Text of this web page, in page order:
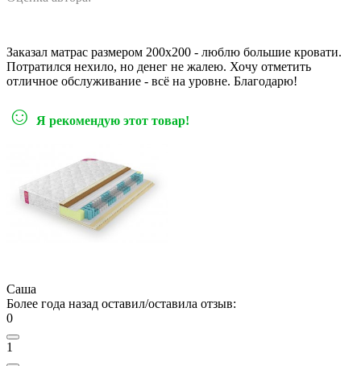
Заказал матрас размером 200х200 - люблю большие кровати.
Потратился нехило, но денег не жалею. Хочу отметить
отличное обслуживание - всё на уровне. Благодарю!
☺ Я рекомендую этот товар!
Саша
Более года назад оставил/оставила отзыв:
0
1